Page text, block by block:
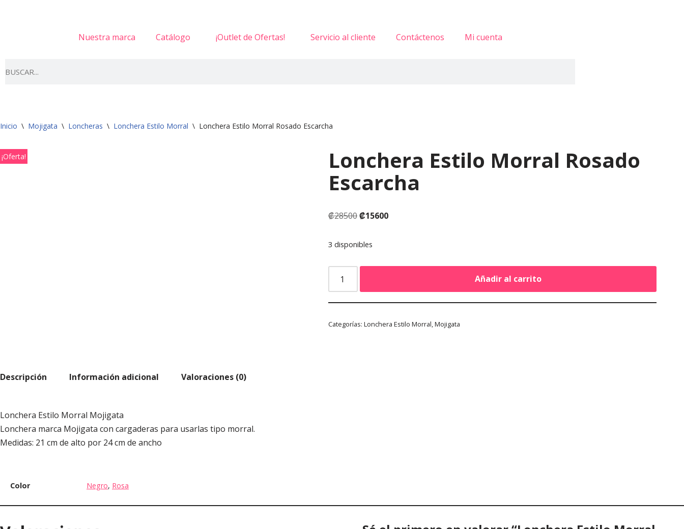
Nuestra marca Catálogo ¡Outlet de Ofertas! Servicio al cliente Contáctenos Mi cuenta
Inicio \ Mojigata \ Loncheras \ Lonchera Estilo Morral \ Lonchera Estilo Morral Rosado Escarcha
¡Oferta!
Lonchera Estilo Morral Rosado
Escarcha
₡28500₡15600
3 disponibles
Añadir al carrito
Categorías:Lonchera Estilo Morral,Mojigata
Descripción Información adicional Valoraciones (0)
Lonchera Estilo Morral Mojigata
Lonchera marca Mojigata con cargaderas para usarlas tipo morral.
Medidas: 21 cm de alto por 24 cm de ancho
Color Negro, Rosa